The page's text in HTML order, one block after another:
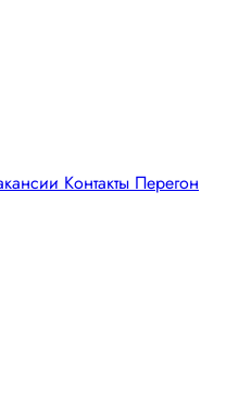
Контакты Перегон